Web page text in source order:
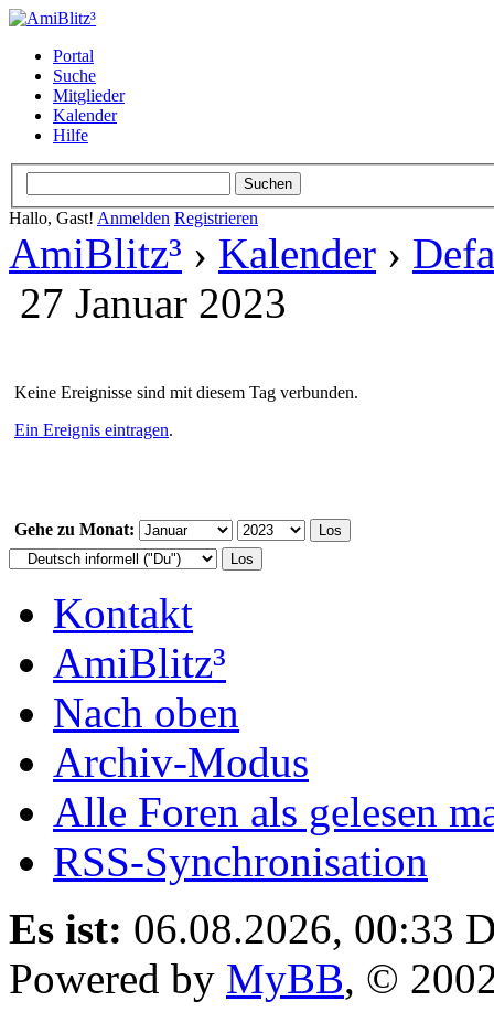
Portal
Suche
Mitglieder
Kalender
Hilfe
Hallo, Gast! Anmelden Registrieren
AmiBlitz³ › Kalender ›
27 Januar 2023
Keine Ereignisse sind mit diesem Tag verbunden.
Ein Ereignis eintragen.
Gehe zu Monat:
Kontakt
AmiBlitz³
Nach oben
Archiv-Modus
Alle Foren als gelesen
RSS-Synchronisation
Es ist: 06.08.2026, 00:33
Powered by MyBB, ©